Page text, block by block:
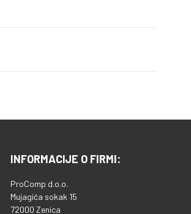
INFORMACIJE O FIRMI:
ProComp d.o.o.
Mujagića sokak 15
72000 Zenica